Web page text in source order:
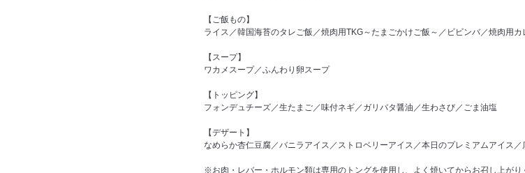
【ご飯もの】
ライス／韓国海苔のタレご飯／焼肉用TKG～たまごかけご飯～／ビビンバ／焼肉用
【スープ】
ワカメスープ／ふんわり卵スープ
【トッピング】
フォンデュチーズ／生たまご／味付ネギ／ガリバタ醤油／生わさび／ごま油塩
【デザート】
なめらか杏仁豆腐／バニラアイス／ストロベリーアイス／本日のプレミアムアイス／
※お肉・レバー・ホルモン類は専用のトングを使用し、よく焼いてからお召し上がり